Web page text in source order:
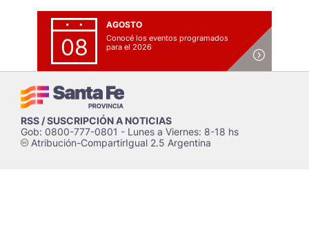
08
AGOSTO
Conocé los eventos programados
para el 2026
RSS / SUSCRIPCIÓN A NOTICIAS
Gob: 0800-777-0801 - Lunes a Viernes: 8-18 hs
cAtribución-CompartirIgual 2.5 Argentina